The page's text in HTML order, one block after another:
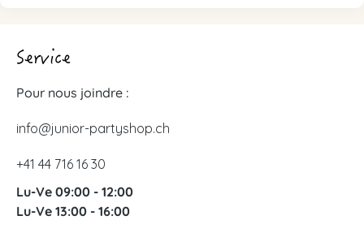
Service
Pour nous joindre :
info@junior-partyshop.ch
+41 44 716 16 30
Lu-Ve 09:00 - 12:00
Lu-Ve 13:00 - 16:00